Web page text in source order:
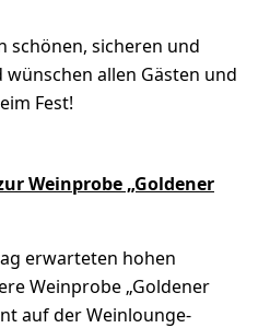
schönen, sicheren und
allen Gästen und
Fest!
Weinprobe „Goldener
erwarteten hohen
Weinprobe „Goldener
auf der Weinlounge-